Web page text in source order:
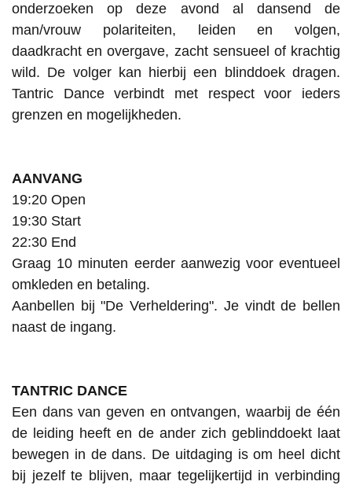
onderzoeken op deze avond al dansend de
man/vrouw polariteiten, leiden en volgen,
daadkracht en overgave, zacht sensueel of krachtig
wild. De volger kan hierbij een blinddoek dragen.
Tantric Dance verbindt met respect voor ieders
grenzen en mogelijkheden.
AANVANG
19:20 Open
19:30 Start
22:30 End
Graag 10 minuten eerder aanwezig voor eventueel
omkleden en betaling.
Aanbellen bij "De Verheldering". Je vindt de bellen
naast de ingang.
TANTRIC DANCE
Een dans van geven en ontvangen, waarbij de één
de leiding heeft en de ander zich geblinddoekt laat
bewegen in de dans. De uitdaging is om heel dicht
bij jezelf te blijven, maar tegelijkertijd in verbinding